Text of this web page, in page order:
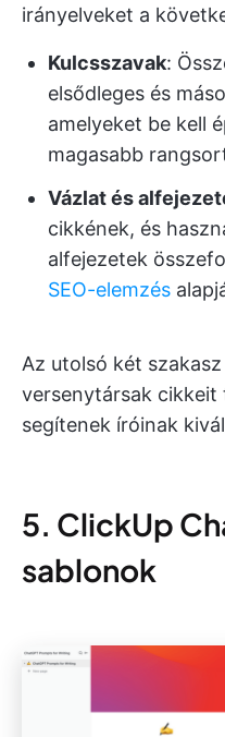
irányelveket a
Kulcsszavak:
elsődleges és
amelyeket be kell
magasabb
Vázlat és
cikkének, és
alfejezetek
SEO-elemzés
Az utolsó két
versenytársak cikkeit
segítenek íróinak
5. ClickUp
sablonok